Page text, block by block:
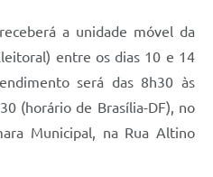
a unidade móvel da
entre os dias 10 e 14
será das 8h30 às
(horário de Brasília-DF), no
Municipal, na Rua Altino